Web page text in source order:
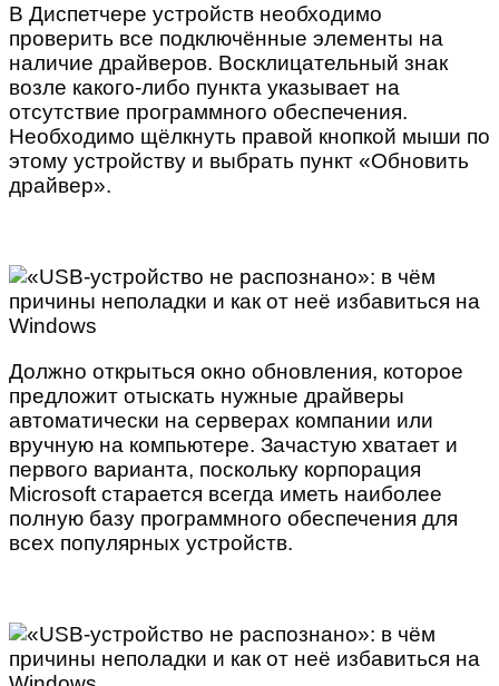
В Диспетчере устройств необходимо
проверить все подключённые элементы на
наличие драйверов. Восклицательный знак
возле какого-либо пункта указывает на
отсутствие программного обеспечения.
Необходимо щёлкнуть правой кнопкой мыши по
этому устройству и выбрать пункт «Обновить
драйвер».
Должно открыться окно обновления, которое
предложит отыскать нужные драйверы
автоматически на серверах компании или
вручную на компьютере. Зачастую хватает и
первого варианта, поскольку корпорация
Microsoft старается всегда иметь наиболее
полную базу программного обеспечения для
всех популярных устройств.